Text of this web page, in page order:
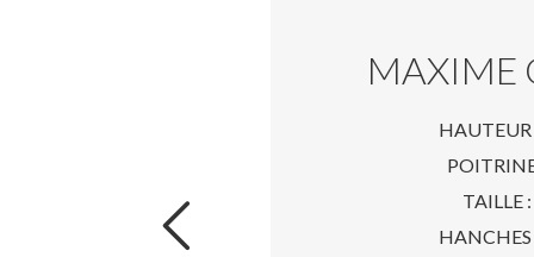
MAXIME
HAUTEUR
TAILLE :
HANCHES